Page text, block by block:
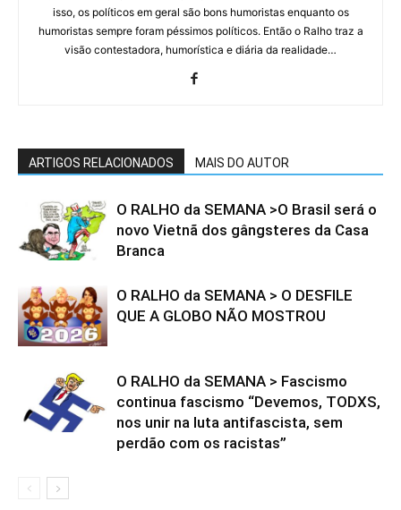
isso, os políticos em geral são bons humoristas enquanto os
humoristas sempre foram péssimos políticos. Então o Ralho traz a
visão contestadora, humorística e diária da realidade…
ARTIGOS RELACIONADOS MAIS DO AUTOR
O RALHO da SEMANA >O Brasil será o
novo Vietnã dos gângsteres da Casa
Branca
O RALHO da SEMANA > O DESFILE
QUE A GLOBO NÃO MOSTROU
O RALHO da SEMANA > Fascismo
continua fascismo “Devemos, TODXS,
nos unir na luta antifascista, sem
perdão com os racistas”